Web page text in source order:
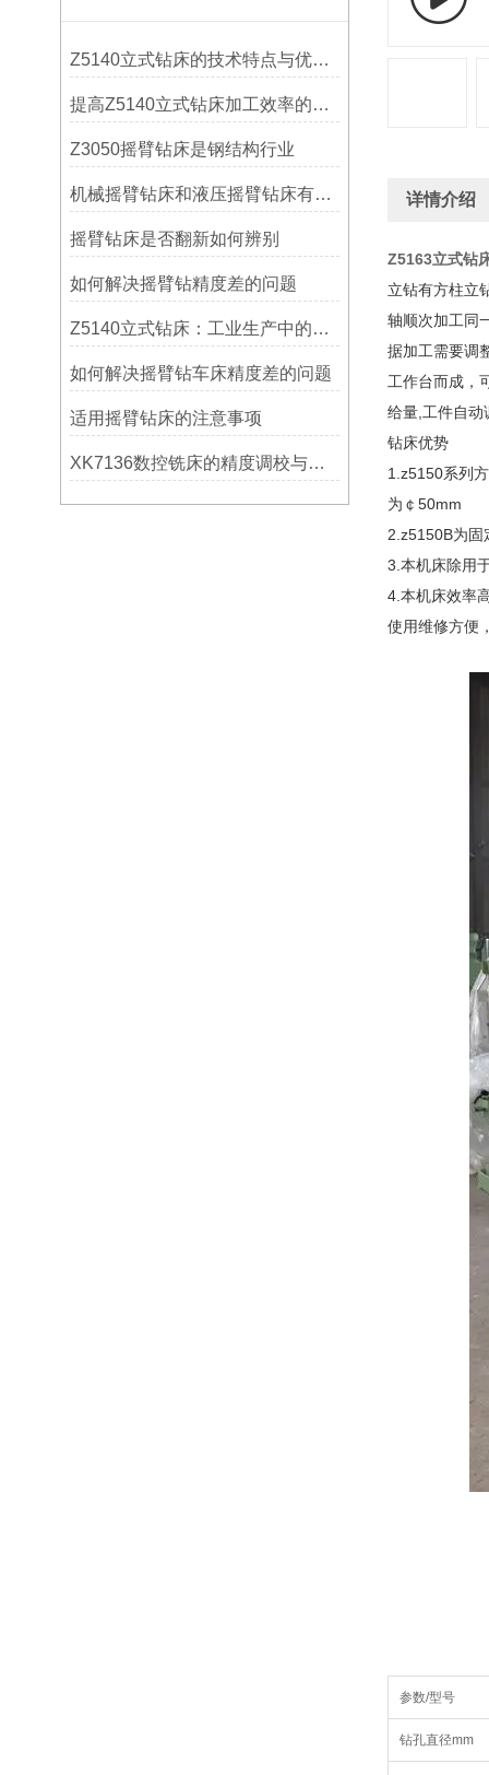
Z5140立式钻床的技术特点与优势分析
提高Z5140立式钻床加工效率的改进措施
Z3050摇臂钻床是钢结构行业
机械摇臂钻床和液压摇臂钻床有什么区别
摇臂钻床是否翻新如何辨别
如何解决摇臂钻精度差的问题
Z5140立式钻床：工业生产中的得力助手
如何解决摇臂钻车床精度差的问题
适用摇臂钻床的注意事项
XK7136数控铣床的精度调校与性能优化
详情介绍
Z5163立式钻
立钻有方柱立
轴顺次加工同
据加工需要调
工作台而成，
给量,工件自动
钻床优势
1.z5150系列
为￠50mm
2.z5150B为固
3.本机床除用
4.本机床效率
使用维修方便
参数/型号
钻孔直径mm